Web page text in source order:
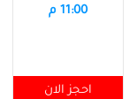
11:00 م
احجز الان